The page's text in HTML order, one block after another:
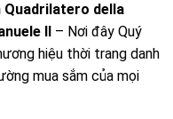
Quadrilatero della
II
– Nơi đây Quý
hiệu thời trang danh
mua sắm của mọi